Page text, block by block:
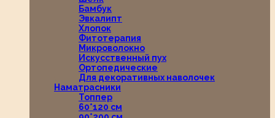
Бамбук
Эвкалипт
Хлопок
Фитотерапия
Микроволокно
Искусственный пух
Ортопедические
Для декоративных наволочек
Наматрасники
Топпер
60*120 см